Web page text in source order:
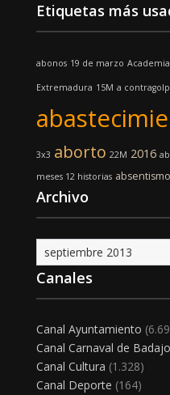
Etiquetas más
abonos 19 de marzo
Extremadura 15M a
3x3 aborto 22M 2016
meses 12 historias absentismo
Archivo
Archivo
Canales
Canal Ayuntamiento
Canal Carnaval de
Canal Cultura (1.328)
Canal Deporte (164)